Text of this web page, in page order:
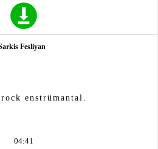
Fesliyan
enstrümantal.
04:41